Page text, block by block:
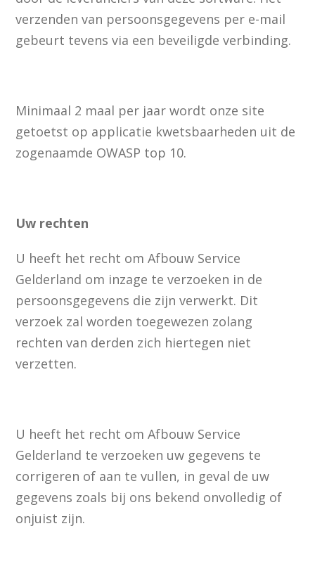
verzenden van persoonsgegevens per e-mail
gebeurt tevens via een beveiligde verbinding.
Minimaal 2 maal per jaar wordt onze site
getoetst op applicatie kwetsbaarheden uit de
zogenaamde OWASP top 10.
Uw rechten
U heeft het recht om Afbouw Service
Gelderland om inzage te verzoeken in de
persoonsgegevens die zijn verwerkt. Dit
verzoek zal worden toegewezen zolang
rechten van derden zich hiertegen niet
verzetten.
U heeft het recht om Afbouw Service
Gelderland te verzoeken uw gegevens te
corrigeren of aan te vullen, in geval de uw
gegevens zoals bij ons bekend onvolledig of
onjuist zijn.